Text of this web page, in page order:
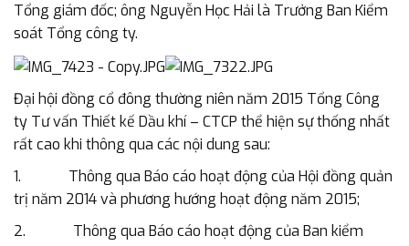
Tổng giám đốc; ông Nguyễn Học Hải là Trưởng Ban Kiểm
soát Tổng công ty.
Đại hội đồng cổ đông thường niên năm 2015 Tổng Công
ty Tư vấn Thiết kế Dầu khí – CTCP thể hiện sự thống nhất
rất cao khi thông qua các nội dung sau:
1. Thông qua Báo cáo hoạt động của Hội đồng quản
trị năm 2014 và phương hướng hoạt động năm 2015;
2. Thông qua Báo cáo hoạt động của Ban kiểm